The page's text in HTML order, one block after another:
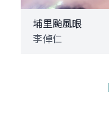
埔里颱風眼
李倬仁